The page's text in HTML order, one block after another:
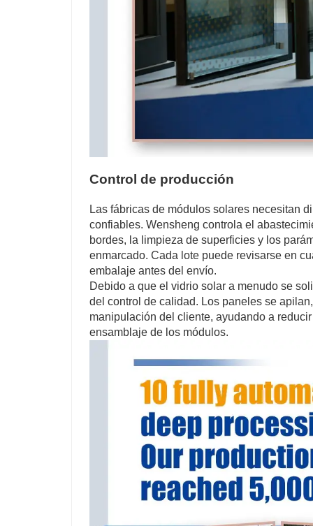
Control de producción
Las fábricas de módulos solares necesitan
confiables. Wensheng controla el
bordes, la limpieza de superficies y los
enmarcado. Cada lote puede revisarse en
embalaje antes del envío.
Debido a que el vidrio solar a menudo se
del control de calidad. Los paneles se
manipulación del cliente, ayudando a
ensamblaje de los módulos.